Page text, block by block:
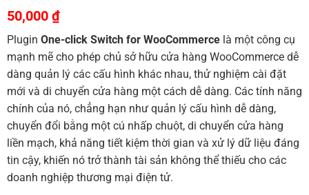
5.00 trên 5
dựa trên
1
Giá
gốc
là:
800,000 ₫.
50,000 ₫Giá
hiện
tại
là:
50,000 ₫.
Plugin One-click Switch for WooCommerce là một công cụ
mạnh mẽ cho phép chủ sở hữu cửa hàng WooCommerce dễ
dàng quản lý các cấu hình khác nhau, thử nghiệm cài đặt
mới và di chuyển cửa hàng một cách dễ dàng. Các tính năng
chính của nó, chẳng hạn như quản lý cấu hình dễ dàng,
chuyển đổi bằng một cú nhấp chuột, di chuyển cửa hàng
liền mạch, khả năng tiết kiệm thời gian và xử lý dữ liệu đáng
tin cậy, khiến nó trở thành tài sản không thể thiếu cho các
doanh nghiệp thương mại điện tử.